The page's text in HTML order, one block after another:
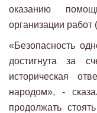
оказанию
организации
«Безопасность
достигнута за
историческая
народом», -
продолжать